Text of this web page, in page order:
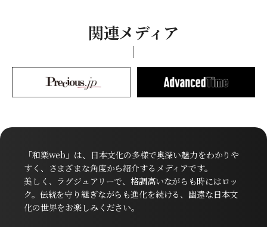
関連メディア
「和樂web」は、日本文化の多様で奥深い魅力をわかりや
すく、さまざまな角度から紹介するメディアです。
美しく、ラグジュアリーで、格調高いながらも時にはロッ
ク。伝統を守り継ぎながらも進化を続ける、幽遠な日本文
化の世界をお楽しみください。